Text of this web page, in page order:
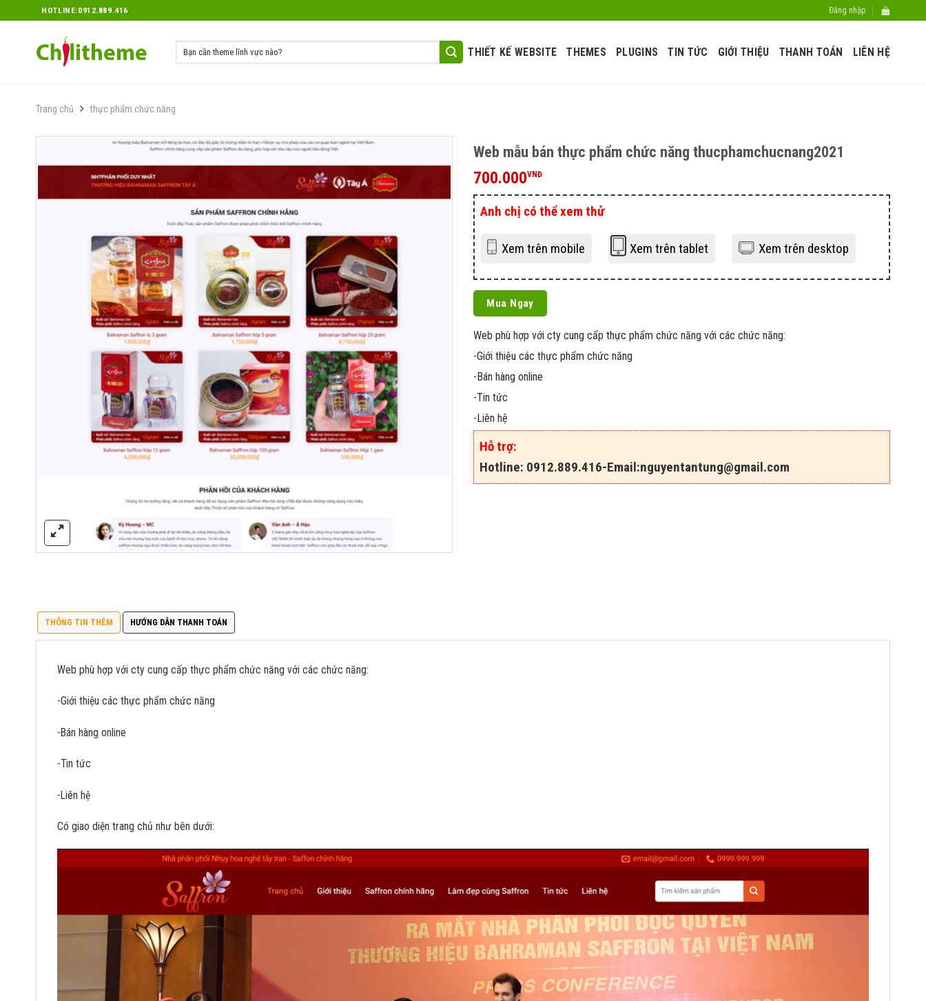
to
HOTLINE:0912.889.416 Đăng nhập
THIẾT KẾ WEBSITE THEMES PLUGINS TIN TỨC GIỚI THIỆU THANH TOÁN LIÊN HỆ
Trang chủ thực phẩm chức năng
Web mẫu bán thực phẩm chức năng thucphamchucnang2021
700.000VNĐ
Anh chị có thể xem thử
Xem trên mobile Xem trên tablet Xem trên desktop
Mua Ngay
Web phù hợp với cty cung cấp thực phẩm chức năng với các chức năng:
-Giới thiệu các thực phẩm chức năng
-Bán hàng online
-Tin tức
-Liên hệ
Hỗ trợ:
Hotline: 0912.889.416-Email:nguyentantung@gmail.com
THÔNG TIN THÊM HƯỚNG DẪN THANH TOÁN
Web phù hợp với cty cung cấp thực phẩm chức năng với các chức năng:
-Giới thiệu các thực phẩm chức năng
-Bán hàng online
-Tin tức
-Liên hệ
Có giao diện trang chủ như bên dưới: